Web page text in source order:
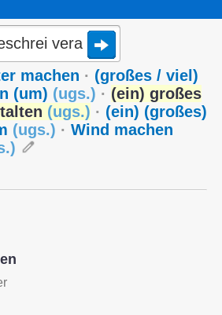
machen · (großes / viel)
(um) (ugs.) · (ein) großes
(ugs.) · (ein) (großes)
(ugs.) · Wind machen
)